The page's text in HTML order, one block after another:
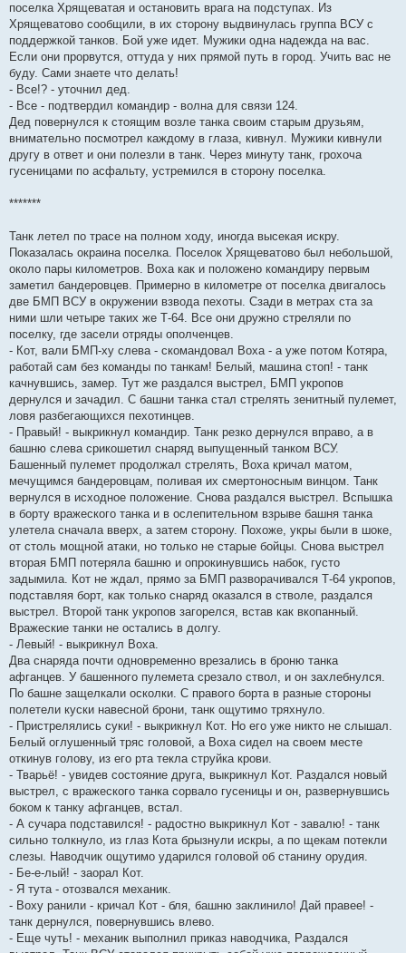
поселка Хрящеватая и остановить врага на подступах. Из
Хрящеватово сообщили, в их сторону выдвинулась группа ВСУ с
поддержкой танков. Бой уже идет. Мужики одна надежда на вас.
Если они прорвутся, оттуда у них прямой путь в город. Учить вас не
буду. Сами знаете что делать!
- Все!? - уточнил дед.
- Все - подтвердил командир - волна для связи 124.
Дед повернулся к стоящим возле танка своим старым друзьям,
внимательно посмотрел каждому в глаза, кивнул. Мужики кивнули
другу в ответ и они полезли в танк. Через минуту танк, грохоча
гусеницами по асфальту, устремился в сторону поселка.
*******
Танк летел по трасе на полном ходу, иногда высекая искру.
Показалась окраина поселка. Поселок Хрящеватово был небольшой,
около пары километров. Воха как и положено командиру первым
заметил бандеровцев. Примерно в километре от поселка двигалось
две БМП ВСУ в окружении взвода пехоты. Сзади в метрах ста за
ними шли четыре таких же Т-64. Все они дружно стреляли по
поселку, где засели отряды ополченцев.
- Кот, вали БМП-ху слева - скомандовал Воха - а уже потом Котяра,
работай сам без команды по танкам! Белый, машина стоп! - танк
качнувшись, замер. Тут же раздался выстрел, БМП укропов
дернулся и зачадил. С башни танка стал стрелять зенитный пулемет,
ловя разбегающихся пехотинцев.
- Правый! - выкрикнул командир. Танк резко дернулся вправо, а в
башню слева срикошетил снаряд выпущенный танком ВСУ.
Башенный пулемет продолжал стрелять, Воха кричал матом,
мечущимся бандеровцам, поливая их смертоносным винцом. Танк
вернулся в исходное положение. Снова раздался выстрел. Вспышка
в борту вражеского танка и в ослепительном взрыве башня танка
улетела сначала вверх, а затем сторону. Похоже, укры были в шоке,
от столь мощной атаки, но только не старые бойцы. Снова выстрел
вторая БМП потеряла башню и опрокинувшись набок, густо
задымила. Кот не ждал, прямо за БМП разворачивался Т-64 укропов,
подставляя борт, как только снаряд оказался в стволе, раздался
выстрел. Второй танк укропов загорелся, встав как вкопанный.
Вражеские танки не остались в долгу.
- Левый! - выкрикнул Воха.
Два снаряда почти одновременно врезались в броню танка
афганцев. У башенного пулемета срезало ствол, и он захлебнулся.
По башне защелкали осколки. С правого борта в разные стороны
полетели куски навесной брони, танк ощутимо тряхнуло.
- Пристрелялись суки! - выкрикнул Кот. Но его уже никто не слышал.
Белый оглушенный тряс головой, а Воха сидел на своем месте
откинув голову, из его рта текла струйка крови.
- Тварьё! - увидев состояние друга, выкрикнул Кот. Раздался новый
выстрел, с вражеского танка сорвало гусеницы и он, развернувшись
боком к танку афганцев, встал.
- А сучара подставился! - радостно выкрикнул Кот - завалю! - танк
сильно толкнуло, из глаз Кота брызнули искры, а по щекам потекли
слезы. Наводчик ощутимо ударился головой об станину орудия.
- Бе-е-лый! - заорал Кот.
- Я тута - отозвался механик.
- Воху ранили - кричал Кот - бля, башню заклинило! Дай правее! -
танк дернулся, повернувшись влево.
- Еще чуть! - механик выполнил приказ наводчика, Раздался